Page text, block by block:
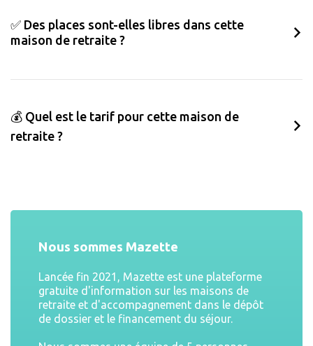
✅ Des places sont-elles libres dans cette
maison de retraite ?
💰 Quel est le tarif pour cette maison de
retraite ?
Nous sommes Mazette
Lancée fin 2021, Mazette est une plateforme
gratuite d'information sur les maisons de
retraite et d'accompagnement dans le dépôt
de dossier et le financement du séjour.